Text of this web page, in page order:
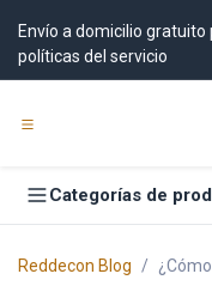
Envío a domicilio
políticas del servicio
Categorías de
Reddecon Blog